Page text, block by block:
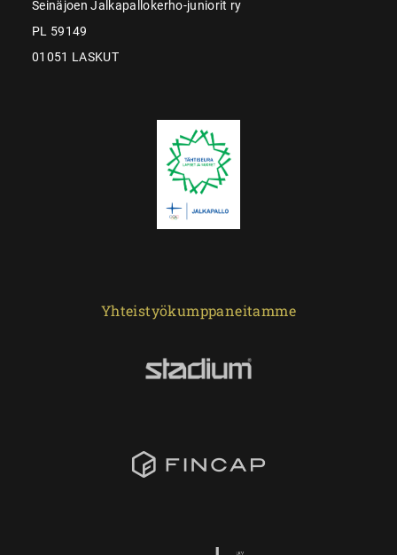
Seinäjoen Jalkapallokerho-juniorit ry
PL 59149
01051 LASKUT
Yhteistyökumppaneitamme